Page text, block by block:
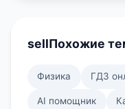
sellПохожие
Физика ГДЗ
AI помощник